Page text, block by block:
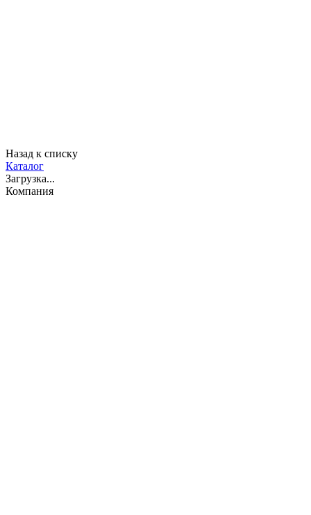
Назад к списку
Каталог
Загрузка...
Компания